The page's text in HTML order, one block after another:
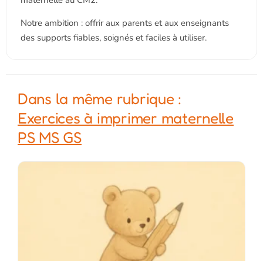
Notre ambition : offrir aux parents et aux enseignants
des supports fiables, soignés et faciles à utiliser.
Dans la même rubrique :
Exercices à imprimer maternelle
PS MS GS